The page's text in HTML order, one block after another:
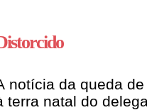
notícia da queda
terra natal do